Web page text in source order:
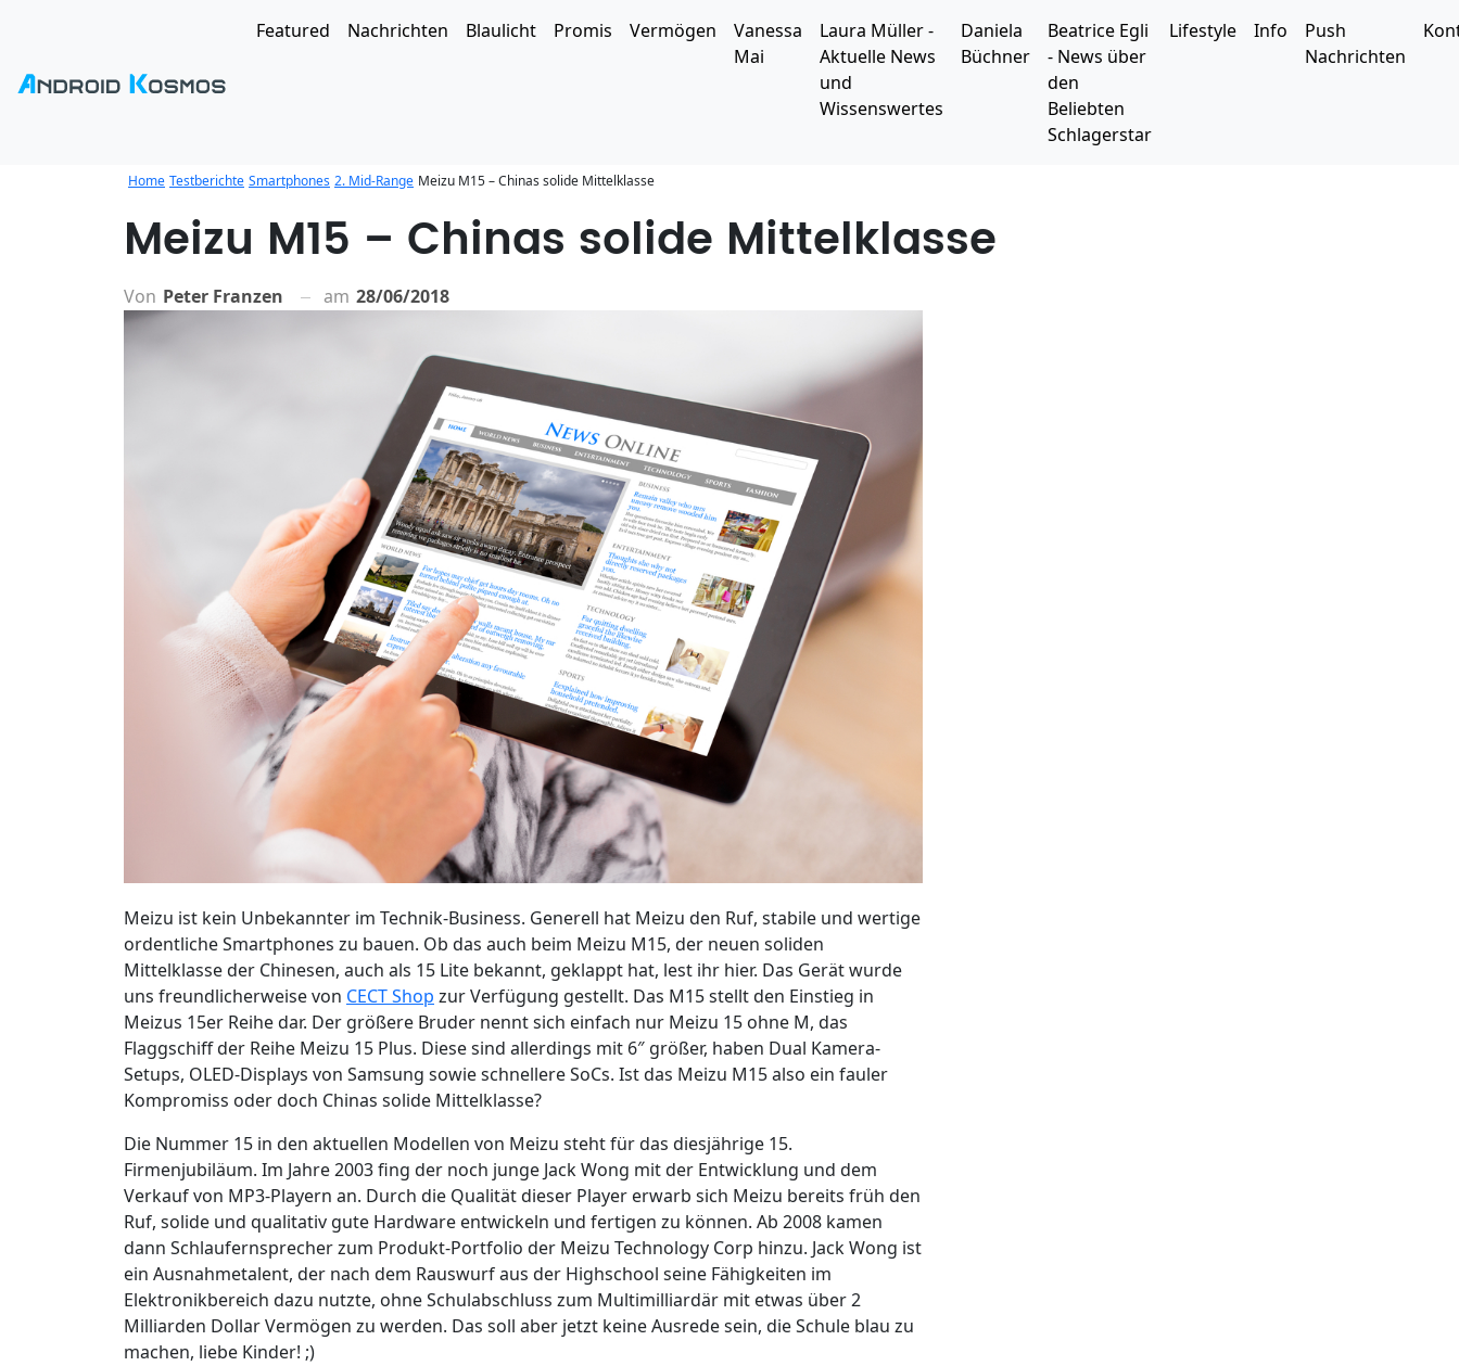
Featured Nachrichten Blaulicht Promis Vermögen
Vanessa
Mai
Laura Müller -
Aktuelle News
und
Wissenswertes
Daniela
Büchner
Beatrice Egli
- News über
den
Beliebten
Schlagerstar
Lifestyle Info
Push
Nachrichten
Home Testberichte Smartphones 2. Mid-Range Meizu M15 – Chinas solide Mittelklasse
Meizu M15 – Chinas solide Mittelklasse
Von Peter Franzen am 28/06/2018
Meizu ist kein Unbekannter im Technik-Business. Generell hat Meizu den Ruf, stabile und wertige
ordentliche Smartphones zu bauen. Ob das auch beim Meizu M15, der neuen soliden
Mittelklasse der Chinesen, auch als 15 Lite bekannt, geklappt hat, lest ihr hier. Das Gerät wurde
uns freundlicherweise von CECT Shop zur Verfügung gestellt. Das M15 stellt den Einstieg in
Meizus 15er Reihe dar. Der größere Bruder nennt sich einfach nur Meizu 15 ohne M, das
Flaggschiff der Reihe Meizu 15 Plus. Diese sind allerdings mit 6″ größer, haben Dual Kamera-
Setups, OLED-Displays von Samsung sowie schnellere SoCs. Ist das Meizu M15 also ein fauler
Kompromiss oder doch Chinas solide Mittelklasse?
Die Nummer 15 in den aktuellen Modellen von Meizu steht für das diesjährige 15.
Firmenjubiläum. Im Jahre 2003 fing der noch junge Jack Wong mit der Entwicklung und dem
Verkauf von MP3-Playern an. Durch die Qualität dieser Player erwarb sich Meizu bereits früh den
Ruf, solide und qualitativ gute Hardware entwickeln und fertigen zu können. Ab 2008 kamen
dann Schlaufernsprecher zum Produkt-Portfolio der Meizu Technology Corp hinzu. Jack Wong ist
ein Ausnahmetalent, der nach dem Rauswurf aus der Highschool seine Fähigkeiten im
Elektronikbereich dazu nutzte, ohne Schulabschluss zum Multimilliardär mit etwas über 2
Milliarden Dollar Vermögen zu werden. Das soll aber jetzt keine Ausrede sein, die Schule blau zu
machen, liebe Kinder! ;)